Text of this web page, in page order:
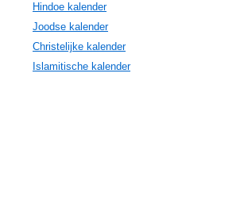
Hindoe kalender
Joodse kalender
Christelijke kalender
Islamitische kalender